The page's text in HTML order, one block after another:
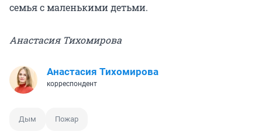
семья с маленькими детьми.
Анастасия Тихомирова
Анастасия Тихомирова
корреспондент
Дым Пожар